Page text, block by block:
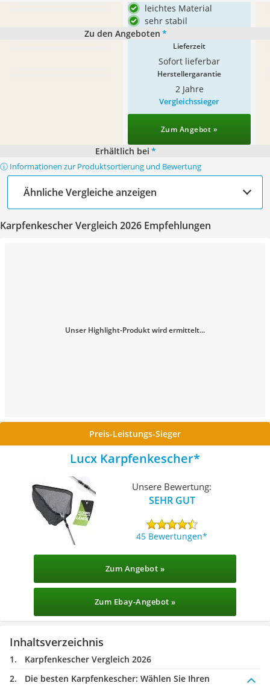
leichtes Material
sehr stabil
Zu den Angeboten *
Lieferzeit
Sofort lieferbar
Herstellergarantie
2 Jahre
Vergleichssieger
Zum Angebot »
Erhältlich bei *
ⓘ Informationen zur Produktsortierung und Bewertung
Ähnliche Vergleiche anzeigen
Karpfenkescher Vergleich 2026 Empfehlungen
Unser Highlight-Produkt wird ermittelt...
Preis-Leistungs-Sieger
Lucx Karpfenkescher
Unsere Bewertung:
SEHR GUT
45 Bewertungen
Zum Angebot »
Zum Ebay-Angebot »
Inhaltsverzeichnis
Karpfenkescher Vergleich 2026
Die besten Karpfenkescher: Wählen Sie Ihren